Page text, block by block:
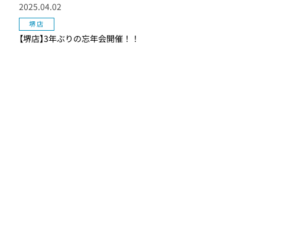
【堺店】3年ぶりの忘年会開催！！
2025.04.02
堺店